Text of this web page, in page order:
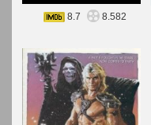
8.7
8.582